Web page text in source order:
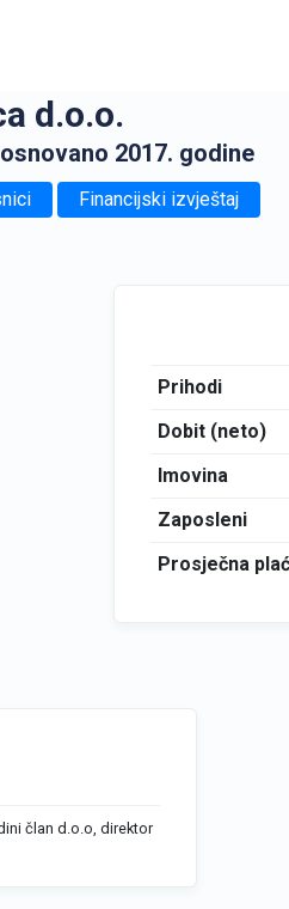
d.o.o.
osnovano 2017. godine
Financijski izvještaj
Prihodi
Dobit (neto)
Imovina
Zaposleni
Prosječna
član d.o.o, direktor